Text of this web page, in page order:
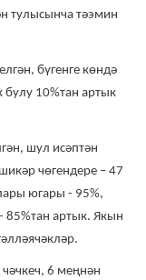
тулысынча тәэмин
бүгенге көндә
10%тан артык
шул исәптән
чөгендере – 47
югары - 95%,
артык. Якын
6 меңнән